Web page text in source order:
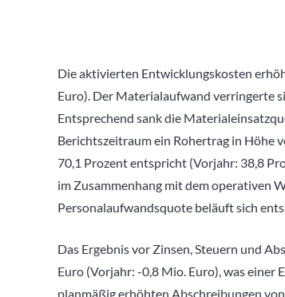
Die aktivierten Entwicklungskosten
Euro). Der Materialaufwand verringerte
Entsprechend sank die
Berichtszeitraum ein Rohertrag in Höhe
70,1 Prozent entspricht (Vorjahr: 38,8
im Zusammenhang mit dem operativen
Personalaufwandsquote beläuft sich
Das Ergebnis vor Zinsen, Steuern und
Euro (Vorjahr: -0,8 Mio. Euro), was
planmäßig erhöhten Abschreibungen